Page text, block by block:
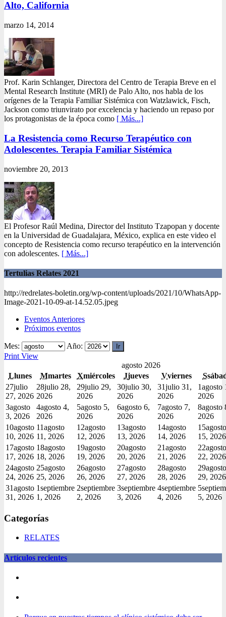
Alto, California
marzo 14, 2014
Prof. Karin Schlanger, Directora del Centro de Terapia Breve en el
Mental Research Institute (MRI) de Palo Alto, nos habla de los
orígenes de la Terapia Familiar Sistémica con Watzlawick, Fisch,
Jackson como triunvirato por excelencia y haciendo un repaso por
los protagonistas de la época como [ Más...]
La Resistencia como Recurso Terapéutico con
Adolescentes. Terapia Familiar Sistémica
noviembre 20, 2013
El Profesor Raúl Medina, Director del Instituto Tzapopan y docente
en la Universidad de Guadalajara, México, explica en este video el
concepto de Resistencia como recurso terapéutico en la intervención
con adolescentes. [ Más...]
Tertulias Relates 2021
http://redrelates-boletin.org/wp-content/uploads/2021/10/WhatsApp-
Image-2021-10-09-at-14.52.05.jpeg
Eventos Anteriores
Próximos eventos
Mes:
Año:
Print View
agosto 2026
Llunes Mmartes Xmiércoles Jjueves Vviernes S
27julio
27, 2026
28julio 28,
2026
29julio 29,
2026
30julio 30,
2026
31julio 31,
2026
1agosto
2026
3agosto
3, 2026
4agosto 4,
2026
5agosto 5,
2026
6agosto 6,
2026
7agosto 7,
2026
8agosto
2026
10agosto
10, 2026
11agosto
11, 2026
12agosto
12, 2026
13agosto
13, 2026
14agosto
14, 2026
15agosto
15, 2026
17agosto
17, 2026
18agosto
18, 2026
19agosto
19, 2026
20agosto
20, 2026
21agosto
21, 2026
22agosto
22, 2026
24agosto
24, 2026
25agosto
25, 2026
26agosto
26, 2026
27agosto
27, 2026
28agosto
28, 2026
29agosto
29, 2026
31agosto
31, 2026
1septiembre
1, 2026
2septiembre
2, 2026
3septiembre
3, 2026
4septiembre
4, 2026
5
5, 2026
Categorías
RELATES
Artículos recientes